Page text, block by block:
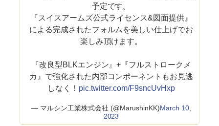
予定です。
『スイスアームズ公式ライセンス&図面提供』
による完成されたフォルムを美しい仕上げでお
楽しみ頂けます。
『改良型BLKエンジン』+『フルストロークメ
カ』で強化された内部コンポーネントもお見逃
しなく！ pic.twitter.com/F9sncUvHxp
— マルシン工業株式会社 (@MarushinKK)March 10,
2023